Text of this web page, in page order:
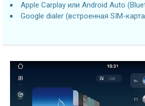
Apple Carplay или Android Auto
Google dialer (встроенная SIM-